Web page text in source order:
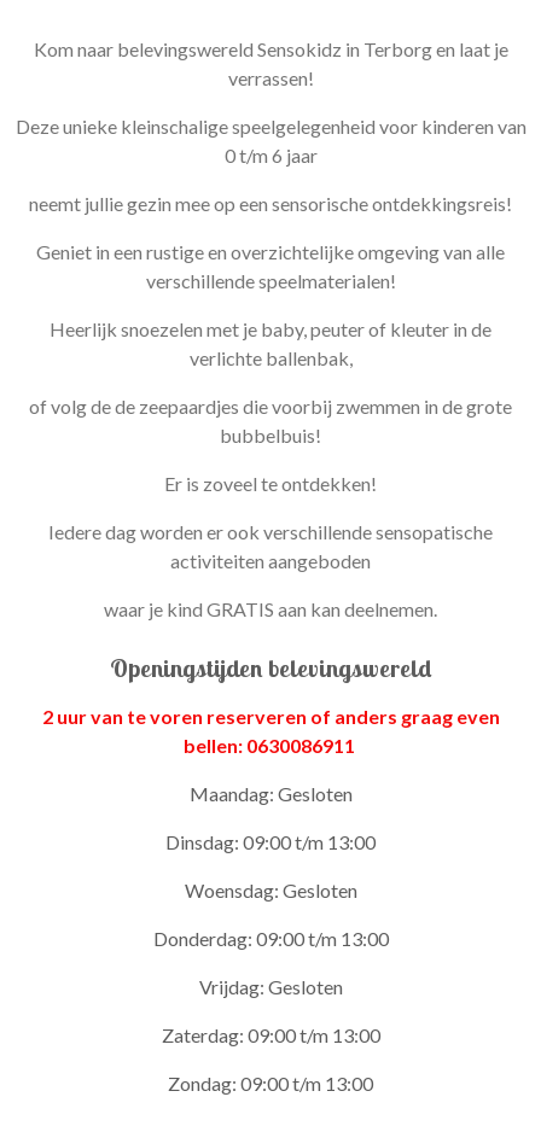
Kom naar belevingswereld Sensokidz in Terborg en laat je
verrassen!
Deze unieke kleinschalige speelgelegenheid voor kinderen van
0 t/m 6 jaar
neemt jullie gezin mee op een sensorische ontdekkingsreis!
Geniet in een rustige en overzichtelijke omgeving van alle
verschillende speelmaterialen!
Heerlijk snoezelen met je baby, peuter of kleuter in de
verlichte ballenbak,
of volg de de zeepaardjes die voorbij zwemmen in de grote
bubbelbuis!
Er is zoveel te ontdekken!
Iedere dag worden er ook verschillende sensopatische
activiteiten aangeboden
waar je kind GRATIS aan kan deelnemen.
Openingstijden belevingswereld
2 uur van te voren reserveren of anders graag even
bellen: 0630086911
Maandag: Gesloten
Dinsdag: 09:00 t/m 13:00
Woensdag: Gesloten
Donderdag: 09:00 t/m 13:00
Vrijdag: Gesloten
Zaterdag: 09:00 t/m 13:00
Zondag: 09:00 t/m 13:00